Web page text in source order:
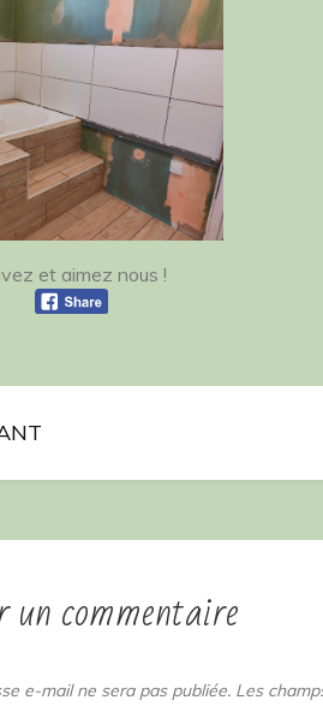
et aimez nous !
un commentaire
e-mail ne sera pas publiée. Les